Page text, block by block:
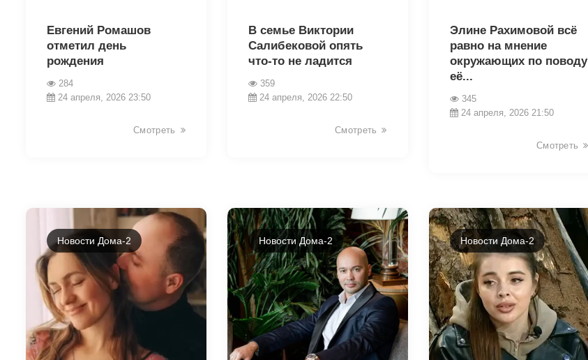
Евгений Ромашов
отметил день
рождения
284
24 апреля, 2026 23:50
Смотреть
В семье Виктории
Салибековой опять
что-то не ладится
359
24 апреля, 2026 22:50
Смотреть
Элине Рахимовой всё
равно на мнение
окружающих по поводу
её...
345
24 апреля, 2026 21:50
Смотреть
Новости Дома-2 Новости Дома-2 Новости Дома-2